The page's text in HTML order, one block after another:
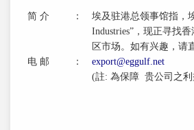
简 介 ：
埃及驻港总领事馆指，
Industries”，现正寻找
区市场。如有兴趣，请
电 邮
：
export@eggulf.net
(註: 為保障 贵公司之